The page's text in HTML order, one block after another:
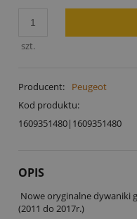
szt.
Producent:
Peugeot
Kod produktu:
1609351480|1609351480
OPIS
Nowe oryginalne dywaniki
(2011 do 2017r.)